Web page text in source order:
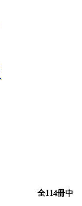
全114冊中